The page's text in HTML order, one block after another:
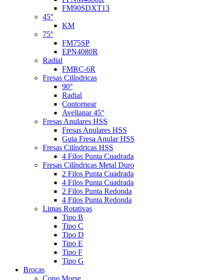
FM90SDXT13
45°
KM
75°
FM75SP
EPN4080R
Radial
FMRC-6R
Fresas Cilíndricas
90°
Radial
Contornear
Avellanar 45°
Fresas Anulares HSS
Fresas Anulares HSS
Guia Fresa Anular HSS
Fresas Cilíndricas HSS
4 Filos Punta Cuadrada
Fresas Cilíndricas Metal Duro
2 Filos Punta Cuadrada
4 Filos Punta Cuadrada
2 Filos Punta Redonda
4 Filos Punta Redonda
Limas Rotativas
Tipo B
Tipo C
Tipo D
Tipo E
Tipo F
Tipo G
Brocas
Cono Morse